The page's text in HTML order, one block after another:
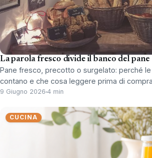
La parola fresco divide il banco del pane
Pane fresco, precotto o surgelato: perché
contano e che cosa leggere prima di
9 Giugno 2026 4 min
CUCINA